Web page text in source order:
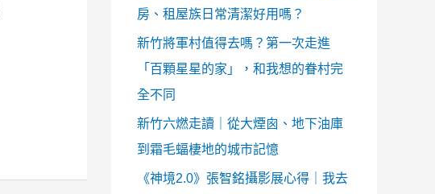
房、租屋族日常清潔好用嗎？
新竹將軍村值得去嗎？第一次走進
「百顆星星的家」，和我想的眷村完
全不同
新竹六燃走讀｜從大煙囪、地下油庫
到霜毛蝠棲地的城市記憶
《神境2.0》張智銘攝影展心得｜我去